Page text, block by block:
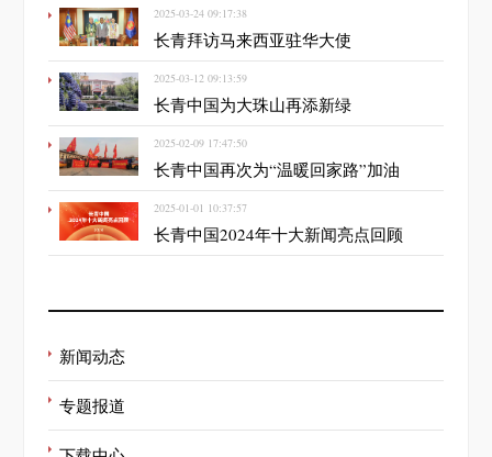
2025-03-24 09:17:38
长青拜访马来西亚驻华大使
2025-03-12 09:13:59
长青中国为大珠山再添新绿
2025-02-09 17:47:50
长青中国再次为“温暖回家路”加油
2025-01-01 10:37:57
长青中国2024年十大新闻亮点回顾
新闻动态
专题报道